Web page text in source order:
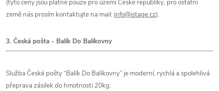
(tyto ceny jsou platné pouze pro území České republiky, pro ostatní
země nás prosím kontaktujte na mail: info@istage.cz).
3. Česká pošta - Balík Do Balíkovny
Služba České pošty “Balík Do Balíkovny” je moderní, rychlá a spolehlivá
přeprava zásilek do hmotnosti 20kg.